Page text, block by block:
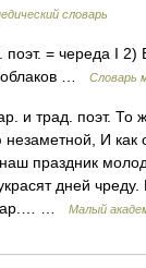
словарь
= череда I 2)
…
Словарь
и трад. поэт. То
И как
праздник
дней
…
Малый